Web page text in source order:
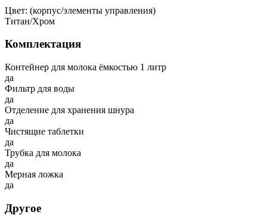
Цвет: (корпус/элементы управления)
Титан/Хром
Комплектация
Контейнер для молока ёмкостью 1 литр
да
Фильтр для воды
да
Отделение для хранения шнура
да
Чистящие таблетки
да
Трубка для молока
да
Мерная ложка
да
Другое